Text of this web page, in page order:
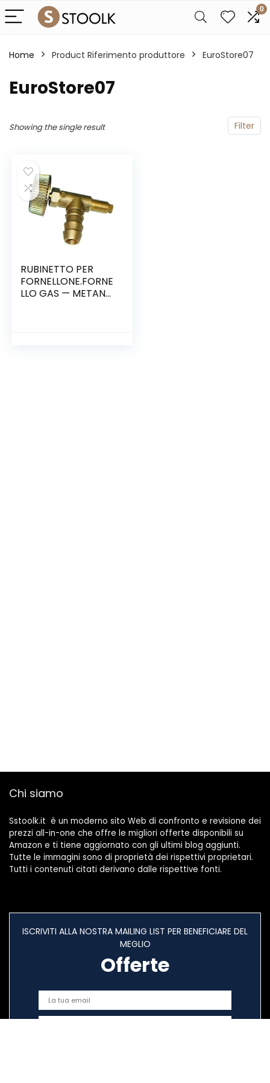
0
Home Product Riferimento produttore ‎EuroStore07
‎EuroStore07
Filter
Showing the single result
RUBINETTO PER
FORNELLONE.FORNE
LLO GAS — METANO
Chi siamo
Sstoolk.it è un moderno sito Web di confronto e revisione dei
prezzi all-in-one che offre le migliori offerte disponibili su
Amazon e ti tiene aggiornato con gli ultimi blog aggiunti.
Tutte le immagini sono di proprietà dei rispettivi proprietari.
Tutti i contenuti citati derivano dalle rispettive fonti.
ISCRIVITI ALLA NOSTRA MAILING LIST PER BENEFICIARE DEL
MEGLIO
Offerte